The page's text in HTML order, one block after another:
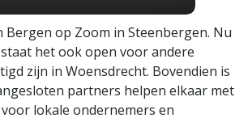
op Zoom in Steenbergen. Nu
het ook open voor andere
zijn in Woensdrecht. Bovendien is
partners helpen elkaar met
lokale ondernemers en